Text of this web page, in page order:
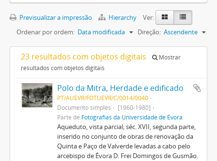
Previsualizar a impressão Hierarchy
Ver:
Ordenar por ordem: Data modificada Direção: Ascendente
23 resultados com objetos digitais
Mostrar
resultados com objetos digitais
Polo da Mitra, Herdade e edificado
PT/AUEVR/FOTUEVR/C/0014/0040
Documento simples
[1960-1980]
Parte de Fotografias da Universidade de Évora
Aqueduto, vista parcial; séc. XVII, segunda parte,
inserido no conjunto de obras de renovação da
Quinta e Paço de Valverde levadas a cabo pelo
arcebispo de Évora D. Frei Domingos de Gusmão.